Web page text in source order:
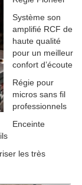
Système son
amplifié RCF de
haute qualité
pour un meilleur
confort d’écoute
Régie pour
micros sans fil
professionnels
Enceinte
les très